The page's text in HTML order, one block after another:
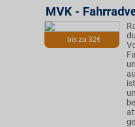
bis zu 32€
MVK -